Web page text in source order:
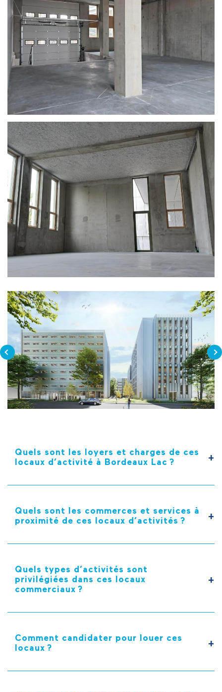
Quels sont les loyers et charges de ces
locaux d’activité à Bordeaux Lac ?
Quels sont les commerces et services à
proximité de ces locaux d’activités ?
Quels types d’activités sont
privilégiées dans ces locaux
commerciaux ?
Comment candidater pour louer ces
locaux ?